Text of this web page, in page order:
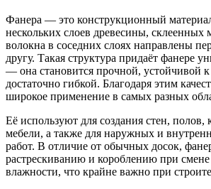
Фанера — это конструкционный
нескольких слоев древесины, склеенных
волокна в соседних слоях направлены
другу. Такая структура придаёт фанере
— она становится прочной, устойчивой
достаточно гибкой. Благодаря этим
широкое применение в самых разных
Её используют для создания стен,
мебели, а также для наружных и
работ. В отличие от обычных досок,
растрескиванию и короблению при
влажности, что крайне важно при